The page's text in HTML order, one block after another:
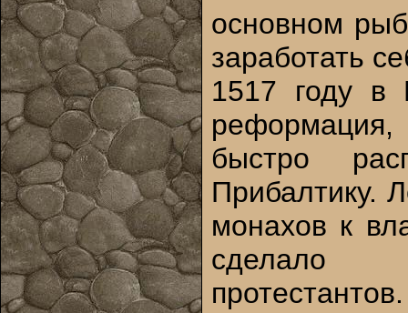
основном
заработать
1517 году в
быстро
Прибалтику.
монахов к